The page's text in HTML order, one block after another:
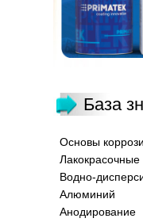
База
Основы
Водно-
Алюминий
Анодирование